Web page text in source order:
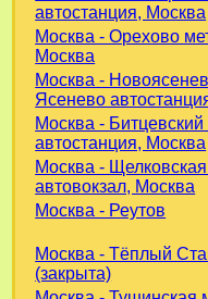
автостанция, Москва
Москва - Орехово
Москва
Москва -
Ясенево
Москва - Битцевский
автостанция, Москва
Москва -
автовокзал, Москва
Москва - Реутов
Москва - Тёплый
(закрыта)